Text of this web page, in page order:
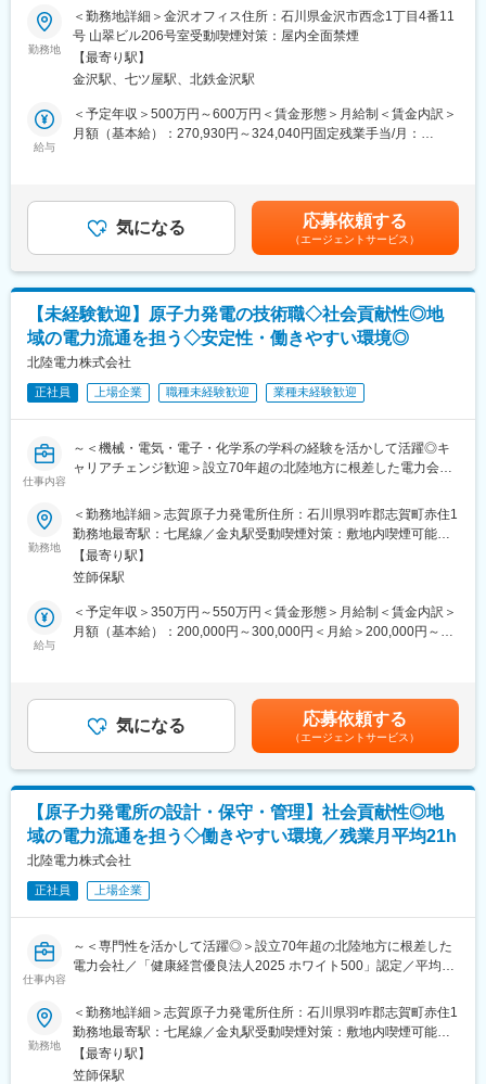
北國銀行、株式会社北國新聞社、松村物産株式会社、小松ガス株
式会社が出資し設立された事業会社です。
ガス事業と水力発電事業を一体運営し、脱炭素社会の実現へ挑戦
する「地域密着の総合エネルギー企業」を目指します。
変更の範囲：会社の定める業務
■業務概要：
太陽光発電所の運用・保守をお任せします。
■業務内容詳細：
＜電気主任技術者＞
◇（新設の場合）完工検査
◇太陽光パネルおよび付帯する電気設備の日常・定期点検
◇発電量測定データの分析
◇報告書作成
■当社で働く魅力：
◇IPOを目指した原動力の強さ
成熟し切った企業と異なり、「IPO」という明確なGoal設定があ
る為、会社の成長、社員一人ひとりの想い、「熱気」・「情
熱」・「感動」を日々感じながら業務に従事することが出来ま
す。
◇ベンチャー企業ならではのスピード感
ベンチャー企業であるが故に、それなりに厳しい環境ではあるも
のの、権限委譲の機会が多く、その分責任も発生しますが、裁量
で自身のスキルアップに繋げることができます。
◇風通しの良さと裁量権の大きさ
常にチャレンジングで、風通しも良いので、自分の意見が必要な
時に必要な人へ伝わる環境にあり、数多くいる社員の中の一人で
ことを体感しながら業務に従事することが出来ます。
勤務地
＜勤務地詳細＞金沢オフィス住所：石川県金沢市西念1丁目4番11
号 山翠ビル206号室受動喫煙対策：屋内全面禁煙
【最寄り駅】
金沢駅、七ツ屋駅、北鉄金沢駅
給与
＜予定年収＞500万円～600万円＜賃金形態＞月給制＜賃金内訳＞
月額（基本給）：270,930円～324,040円固定残業手当/月：
には、30時間／月の見込み残業代と賞与を含んでいます。賃金は
あくまでも目安の金額であり、選考を通じて上下する可能性があ
ります。月給(月額)は固定手当を含めた表記です。
気になる 応募依頼する
（エージェントサービス）
【未経験歓迎】原子力発電の技術職◇社会貢献性◎地
域の電力流通を担う◇安定性・働きやすい環境◎
北陸電力株式会社
正社員 上場企業 職種未経験歓迎 業種未経験歓迎
仕事内容
～＜機械・電気・電子・化学系の学科の経験を活かして活躍◎キ
ャリアチェンジ歓迎＞設立70年超の北陸地方に根差した電力会社
21.9年・長く安定して働ける◎／働きやすい環境で仕事もプライ
ベートも充実～
■業務内容：
～地域の生活の基盤を支える大切な仕事を担うやりがい◎～
当社にて、原子力発電所の設計、運転、保守、燃料・炉心・放射
線管理などの技術業務をお任せします。機械・電気・電子・化学
■働きやすい環境：
◇残業月平均21時間とワークライフバランス◎
◇年間休日123日とメリハリのある働き方◎
◇社内規定に該当する場合寮や社宅へご入居可能◎
■就業時間補足：
・8:40～17:20（実働7時間40分）
・フレックスタイム勤務が可能です。
・下記交替勤務の可能性がございます。
＜交代勤務例（３交代勤務）＞
１直 00：00～08：15
２直 08：00～16：15
※上記は一例となっております。
部門・働き方により異なるため、ジョブマッチング面談内にて詳
細をお伝えします。
勤務地
＜勤務地詳細＞志賀原子力発電所住所：石川県羽咋郡志賀町赤住1
勤務地最寄駅：七尾線／金丸駅受動喫煙対策：敷地内喫煙可能場
所あり
【最寄り駅】
笠師保駅
給与
＜予定年収＞350万円～550万円＜賃金形態＞月給制＜賃金内訳＞
月額（基本給）：200,000円～300,000円＜月給＞200,000円～
る可能性があります。月給(月額)は固定手当を含めた表記です。
気になる 応募依頼する
（エージェントサービス）
【原子力発電所の設計・保守・管理】社会貢献性◎地
域の電力流通を担う◇働きやすい環境／残業月平均21h
北陸電力株式会社
正社員 上場企業
仕事内容
～＜専門性を活かして活躍◎＞設立70年超の北陸地方に根差した
電力会社／「健康経営優良法人2025 ホワイト500」認定／平均勤
プライベートも充実～
■業務内容：
～地域の生活の基盤を支える大切な仕事を担うやりがい◎～
勤務地
＜勤務地詳細＞志賀原子力発電所住所：石川県羽咋郡志賀町赤住1
勤務地最寄駅：七尾線／金丸駅受動喫煙対策：敷地内喫煙可能場
所あり
【最寄り駅】
笠師保駅